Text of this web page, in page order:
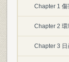
Chapter 1 傷
Chapter 2 環
Chapter 3 日